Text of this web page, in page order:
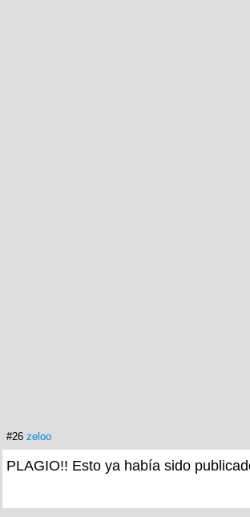
#26 zeloo
PLAGIO!! Esto ya había sido